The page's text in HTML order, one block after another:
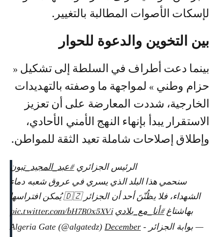
لإسكات الأصوات المطالبة بالتغيير.
بين التخوين والدعوة للحوار
بينما دعت أطراف في السلطة إلى تشكيل «
حزام وطني » لمواجهة ما وصفته بالتهديدات
الخارجية، شددت المعارضة على أن تعزيز
الاستقرار يبدأ بإنهاء النهج الأمني الأحادي،
وإطلاق إصلاحات شاملة تعيد الثقة للمواطن.
الرئيس الجزائري#عبد_المجيد_تبون
سنحمي هذا البلد الذي يسري في عروق شعبه دماء
الشهداء، فلا يظُنّنَ أحد أن الجزائر 🇩🇿 يُمكن افتراسها
بهاشتاغ#أنا_مع_بلادي pic.twitter.com/bH7R0x5XVi
— بوابة الجزائر - Algeria Gate (@algatedz) December